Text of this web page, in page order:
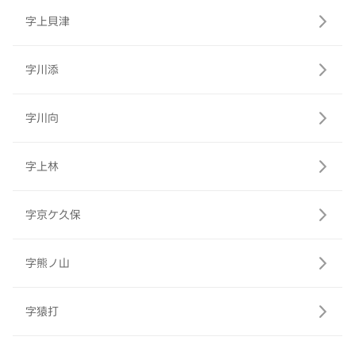
字上貝津
字川添
字川向
字上林
字京ケ久保
字熊ノ山
字猿打